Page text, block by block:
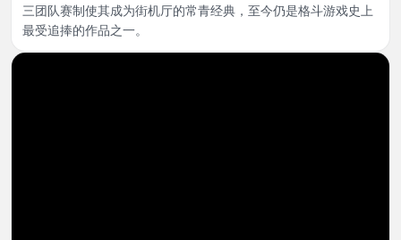
三团队赛制使其成为街机厅的常青经典，至今仍是格斗游戏史上
最受追捧的作品之一。